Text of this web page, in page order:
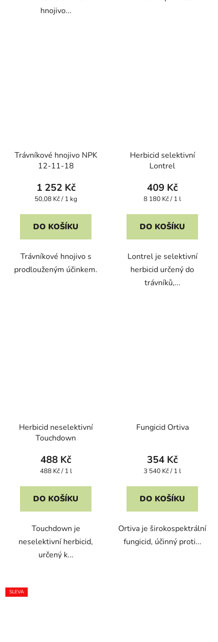
hnojivo...
Trávníkové hnojivo NPK
12-11-18
1 252 Kč
Měrná
50,08 Kč / 1 kg
DO KOŠÍKU
Trávníkové hnojivo s
prodlouženým účinkem.
Herbicid selektivní
Lontrel
409 Kč
Měrná
8 180 Kč / 1 l
DO KOŠÍKU
Lontrel je selektivní
herbicid určený do
trávníků,...
Herbicid neselektivní
Touchdown
488 Kč
Měrná
488 Kč / 1 l
DO KOŠÍKU
Touchdown je
neselektivní herbicid,
určený k...
Fungicid Ortiva
354 Kč
Měrná
3 540 Kč / 1 l
DO KOŠÍKU
Ortiva je širokospektrální
fungicid, účinný proti...
SLEVA